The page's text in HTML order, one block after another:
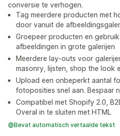
conversie te verhogen.
Tag meerdere producten met
door vanuit de
Groepeer producten en
afbeeldingen in grote galerijen
Meerdere lay-outs voor
masonry, lijsten, shop the look
Upload een onbeperkt aantal
fotoposities snel aan. Bespaar
Compatibel met Shopify 2.0,
Overal in te sluiten met HTML
Bevat automatisch vertaalde tekst